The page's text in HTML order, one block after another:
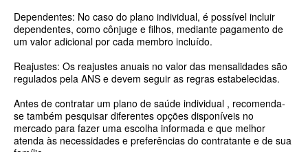
SANTARIS PLANO DE SAÚDE INDIVIDUAL
SÃO MIGUEL PLANO DE SAÚDE INDIVIDUAL
STA CASA MAUÁ PLANO DE SAÚDE INDIVIDUAL
TOTAL MEDCARE PLANO DE SAÚDE INDIVIDUAL
Dependentes: No caso do plano individual, é possível incluir
dependentes, como cônjuge e filhos, mediante pagamento de
um valor adicional por cada membro incluído.
Reajustes: Os reajustes anuais no valor das mensalidades são
regulados pela ANS e devem seguir as regras estabelecidas.
Antes de contratar um plano de saúde individual , recomenda-
se também pesquisar diferentes opções disponíveis no
mercado para fazer uma escolha informada e que melhor
atenda às necessidades e preferências do contratante e de sua